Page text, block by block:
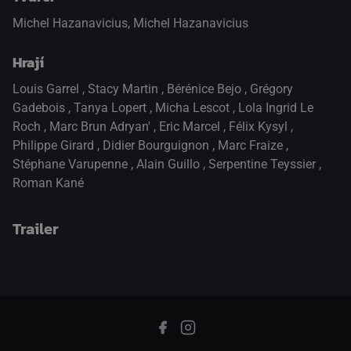
Michel Hazanavicius, Michel Hazanavicius
Hrají
Louis Garrel , Stacy Martin , Bérénice Bejo , Grégory
Gadebois , Tanya Lopert , Micha Lescot , Lola Ingrid Le
Roch , Marc Brun Adryan' , Eric Marcel , Félix Kysyl ,
Philippe Girard , Didier Bourguignon , Marc Fraize ,
Stéphane Varupenne , Alain Guillo , Serpentine Teyssier ,
Roman Kané
Trailer
přepnout na HTML5 přehrávač